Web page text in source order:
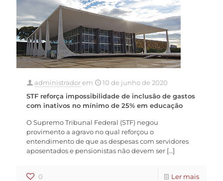
administradorem
10 de junho de 2020
STF reforça impossibilidade de inclusão de gastos
com inativos no mínimo de 25% em educação
O Supremo Tribunal Federal (STF) negou
provimento a agravo no qual reforçou o
entendimento de que as despesas com servidores
aposentados e pensionistas não devem ser […]
0 Ler mais